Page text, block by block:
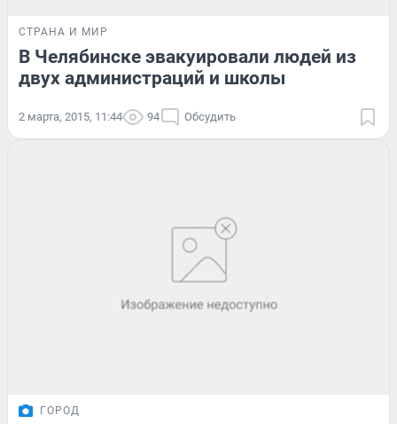
СТРАНА И МИР
В Челябинске эвакуировали людей из
двух администраций и школы
2 марта, 2015, 11:44 94 Обсудить
ГОРОД